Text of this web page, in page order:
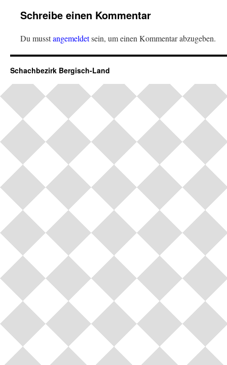
Schreibe einen Kommentar
Du musstangemeldetsein, um einen Kommentar abzugeben.
Schachbezirk Bergisch-Land